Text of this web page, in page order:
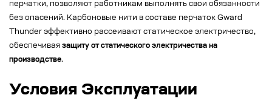
перчатки, позволяют работникам выполнять свои обязанности
без опасений. Карбоновые нити в составе перчаток Gward
Thunder эффективно рассеивают статическое электричество,
обеспечивая защиту от статического электричества на
производстве.
Условия Эксплуатации